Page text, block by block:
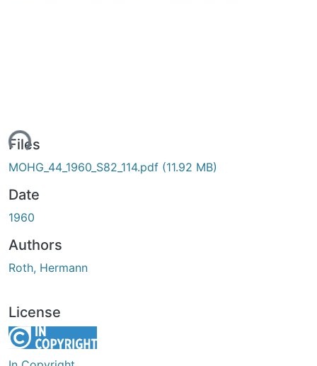
Files
MOHG_44_1960_S82_114.pdf (11.92 MB)
Date
1960
Authors
Roth, Hermann
License